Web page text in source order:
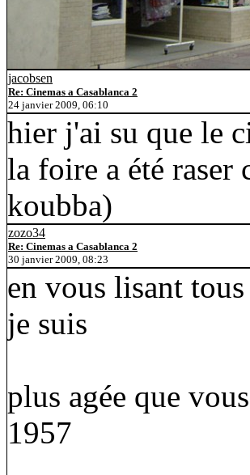
jacobsen
Re: Cinemas a Casablanca 2
24 janvier 2009, 06:10
hier j'ai su que le
la foire a été raser
koubba)
zozo34
Re: Cinemas a Casablanca 2
30 janvier 2009, 08:23
en vous lisant
je suis
plus agée que
1957